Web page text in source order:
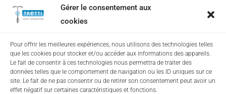
Gérer le consentement aux
cookies
Pour offrir les meilleures expériences, nous utilisons des technologies telles
que les cookies pour stocker et/ou accéder aux informations des appareils.
Le fait de consentir à ces technologies nous permettra de traiter des
données telles que le comportement de navigation ou les ID uniques sur ce
site. Le fait de ne pas consentir ou de retirer son consentement peut avoir un
effet négatif sur certaines caractéristiques et fonctions.
20 JANVIER 2021
Discover interior inspiration, tips and
trends